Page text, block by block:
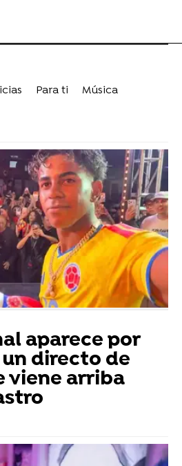
Para ti
Música
aparece por
directo de
viene arriba